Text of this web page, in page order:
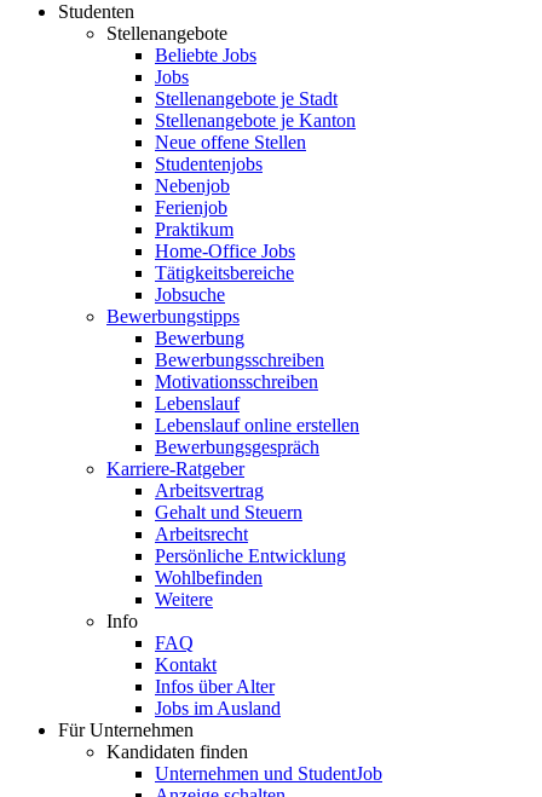
Studenten
Stellenangebote
Beliebte Jobs
Jobs
Stellenangebote je Stadt
Stellenangebote je Kanton
Neue offene Stellen
Studentenjobs
Nebenjob
Ferienjob
Praktikum
Home-Office Jobs
Tätigkeitsbereiche
Jobsuche
Bewerbungstipps
Bewerbung
Bewerbungsschreiben
Motivationsschreiben
Lebenslauf
Lebenslauf online erstellen
Bewerbungsgespräch
Karriere-Ratgeber
Arbeitsvertrag
Gehalt und Steuern
Arbeitsrecht
Persönliche Entwicklung
Wohlbefinden
Weitere
Info
FAQ
Kontakt
Infos über Alter
Jobs im Ausland
Für Unternehmen
Kandidaten finden
Unternehmen und StudentJob